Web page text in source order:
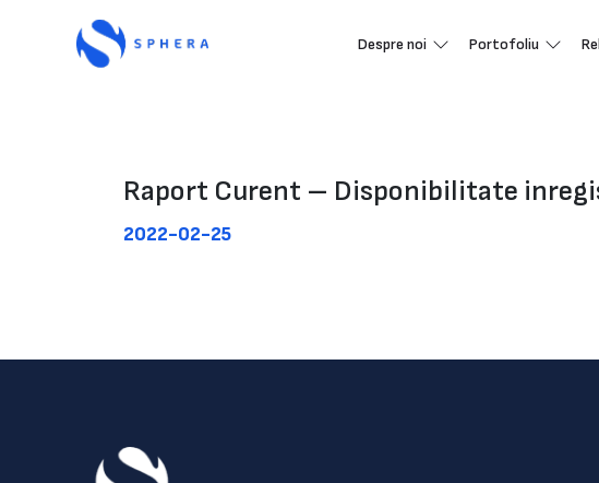
Despre noi Portofoliu
Raport Curent – Disponibilitate
2022-02-25